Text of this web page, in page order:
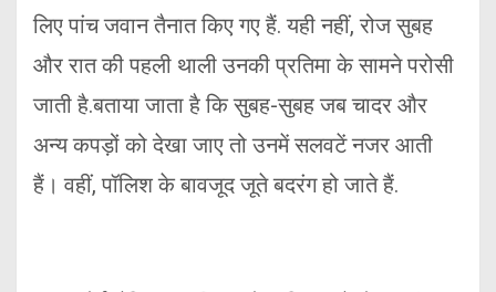
लिए पांच जवान तैनात किए गए हैं. यही नहीं, रोज सुबह
और रात की पहली थाली उनकी प्रतिमा के सामने परोसी
जाती है.बताया जाता है कि सुबह-सुबह जब चादर और
अन्य कपड़ों को देखा जाए तो उनमें सलवटें नजर आती
हैं। वहीं, पॉलिश के बावजूद जूते बदरंग हो जाते हैं.